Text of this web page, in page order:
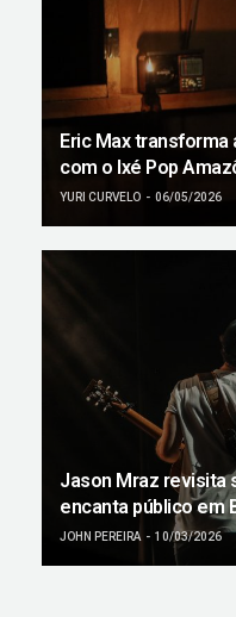
Eric Max
com o Ixé Pop
YURI CURVELO 06/05/2026
Jason Mraz revisita
encanta público em
JOHN PEREIRA 10/03/2026